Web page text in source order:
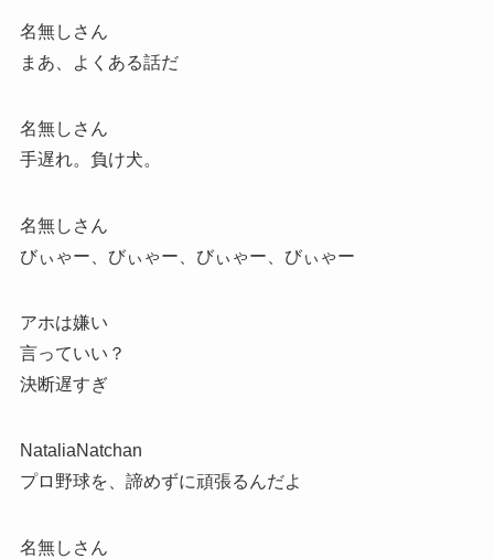
名無しさん
まあ、よくある話だ
名無しさん
手遅れ。負け犬。
名無しさん
びぃゃー、びぃゃー、びぃゃー、びぃゃー
アホは嫌い
言っていい？
決断遅すぎ
NataliaNatchan
プロ野球を、諦めずに頑張るんだよ
名無しさん